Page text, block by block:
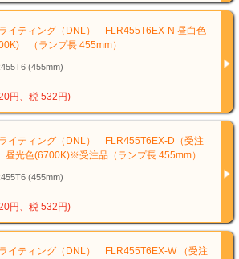
イティング（DNL） FLR455T6EX-N 昼白色
（ランプ長 455mm）
(455mm)
円、税 532円)
イティング（DNL） FLR455T6EX-D（受注
昼光色(6700K)※受注品（ランプ長 455mm）
(455mm)
円、税 532円)
イティング（DNL） FLR455T6EX-W （受注